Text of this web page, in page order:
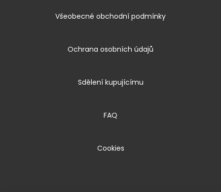
Všeobecné obchodní podmínky
Ochrana osobních údajů
Sdělení kupujícímu
FAQ
Cookies